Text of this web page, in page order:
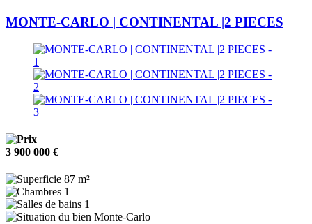
MONTE-CARLO | CONTINENTAL |2 PIECES
3 900 000 €
87 m²
1
1
Monte-Carlo